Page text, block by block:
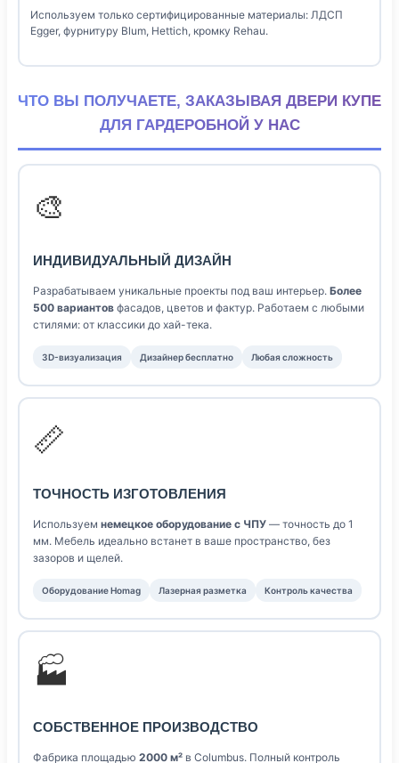
Используем только сертифицированные материалы: ЛДСП
Egger, фурнитуру Blum, Hettich, кромку Rehau.
ЧТО ВЫ ПОЛУЧАЕТЕ, ЗАКАЗЫВАЯ ДВЕРИ КУПЕ
ДЛЯ ГАРДЕРОБНОЙ У НАС
🎨
ИНДИВИДУАЛЬНЫЙ ДИЗАЙН
Разрабатываем уникальные проекты под ваш интерьер. Более
500 вариантов фасадов, цветов и фактур. Работаем с любыми
стилями: от классики до хай-тека.
3D-визуализация Дизайнер бесплатно Любая сложность
📏
ТОЧНОСТЬ ИЗГОТОВЛЕНИЯ
Используем немецкое оборудование с ЧПУ — точность до 1
мм. Мебель идеально встанет в ваше пространство, без
зазоров и щелей.
Оборудование Homag Лазерная разметка Контроль качества
🏭
СОБСТВЕННОЕ ПРОИЗВОДСТВО
Фабрика площадью 2000 м² в Columbus. Полный контроль